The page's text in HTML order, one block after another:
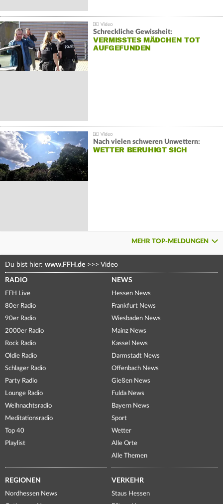
Schreckliche Gewissheit:
VERMISSTES MÄDCHEN TOT
AUFGEFUNDEN
Nach vielen schweren Unwettern:
WETTER BERUHIGT SICH
MEHR TOP-MELDUNGEN
Du bist hier: www.FFH.de >>> Video
RADIO
FFH Live
80er Radio
90er Radio
2000er Radio
Rock Radio
Oldie Radio
Schlager Radio
Party Radio
Lounge Radio
Weihnachtsradio
Meditationsradio
Top 40
Playlist
NEWS
Hessen News
Frankfurt News
Wiesbaden News
Mainz News
Kassel News
Darmstadt News
Offenbach News
Gießen News
Fulda News
Bayern News
Sport
Wetter
Alle Orte
Alle Themen
REGIONEN
Nordhessen News
VERKEHR
Staus Hessen